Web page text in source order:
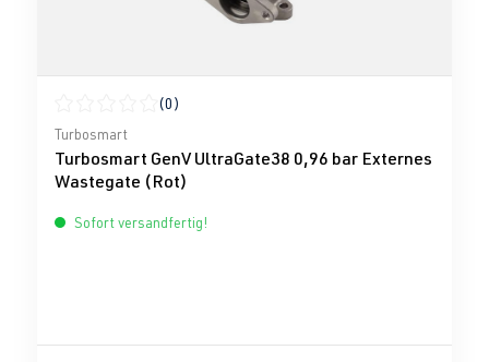
Durchschnittliche Bewertung von 0 von 5 Sternen
(0)
Turbosmart
Turbosmart GenV UltraGate38 0,96 bar Externes
Wastegate (Rot)
Sofort versandfertig!